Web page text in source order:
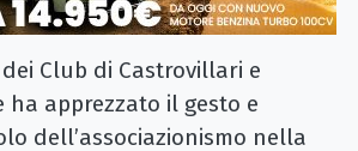
Club di Castrovillari e
apprezzato il gesto e
dell’associazionismo nella